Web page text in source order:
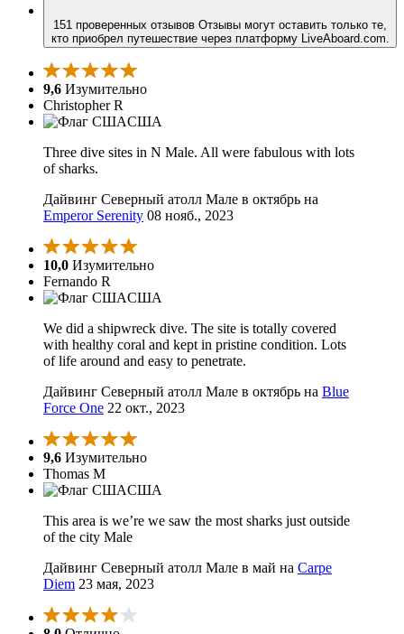
151 проверенных отзывов Отзывы могут оставить только те,
кто приобрел путешествие через платформу LiveAboard.com.
9,6 Изумительно
Christopher R
США
Three dive sites in N Male. All were fabulous with lots
of sharks.
Дайвинг Северный атолл Мале в октябрь на
Emperor Serenity 08 нояб., 2023
10,0 Изумительно
Fernando R
США
We did a shipwreck dive. The site is totally covered
with healthy coral and kept in pristine condition. Lots
of life around and easy to penetrate.
Дайвинг Северный атолл Мале в октябрь на Blue
Force One 22 окт., 2023
9,6 Изумительно
Thomas M
США
This area is we’re we saw the most sharks just outside
of the city Male
Дайвинг Северный атолл Мале в май на Carpe
Diem 23 мая, 2023